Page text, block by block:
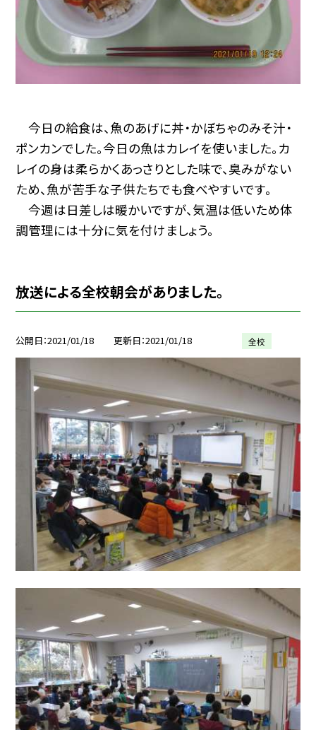
今日の給食は、魚のあげに丼・かぼちゃのみそ汁・
ポンカンでした。今日の魚はカレイを使いました。カ
レイの身は柔らかくあっさりとした味で、臭みがない
ため、魚が苦手な子供たちでも食べやすいです。
今週は日差しは暖かいですが、気温は低いため体
調管理には十分に気を付けましょう。
放送による全校朝会がありました。
公開日 2021/01/18 更新日 2021/01/18 全校